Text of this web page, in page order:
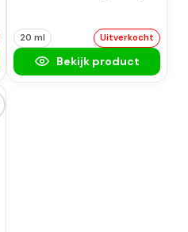
20 ml Uitverkocht
Bekijk product